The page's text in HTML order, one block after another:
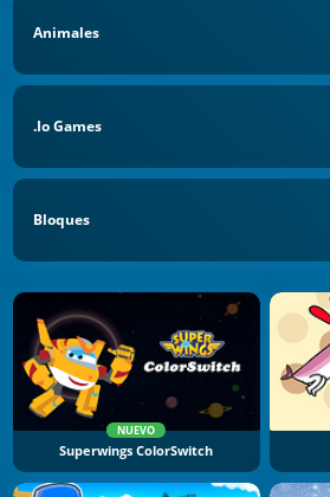
Animales
.io Games
Bloques
NUEVO
Superwings ColorSwitch